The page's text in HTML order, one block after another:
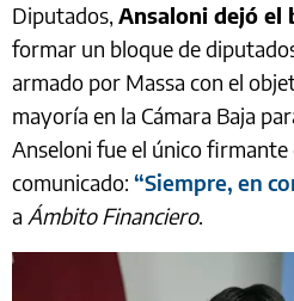
Diputados, Ansaloni dejó el
formar un bloque de
armado por Massa con el
mayoría en la Cámara Baja
Anseloni fue el único
comunicado: “Siempre, en
a Ámbito Financiero.